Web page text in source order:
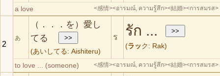
a love <感情><อารมณ์, ความรู้สึก><結婚><การสมรส>
2
あ
（．．．を）愛し
てる
(あいしてる: Aishiteru)
ร รัก ...
(ラック: Rak)
to love ... (someone) <感情><อารมณ์, ความรู้สึก><結婚><การสมรส>